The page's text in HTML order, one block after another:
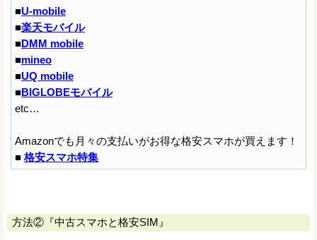
■U-mobile
■楽天モバイル
■DMM mobile
■mineo
■UQ mobile
■BIGLOBEモバイル
etc…
Amazonでも月々の支払いがお得な格安スマホが買えます！
■ 格安スマホ特集
方法②『中古スマホと格安SIM』